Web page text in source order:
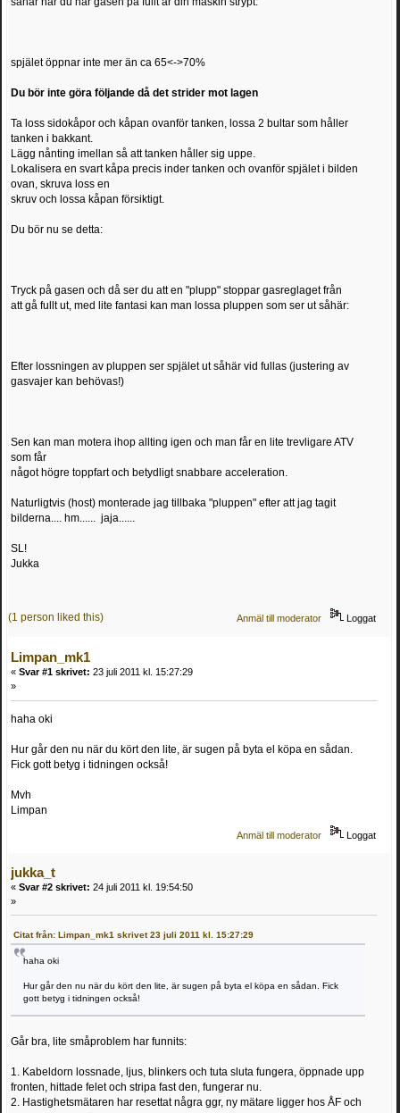
spjälet öppnar inte mer än ca 65<->70%
Du bör inte göra följande då det strider mot lagen
Ta loss sidokåpor och kåpan ovanför tanken, lossa 2 bultar som håller
tanken i bakkant.
Lägg nånting imellan så att tanken håller sig uppe.
Lokalisera en svart kåpa precis inder tanken och ovanför spjälet i bilden
ovan, skruva loss en
skruv och lossa kåpan försiktigt.
Du bör nu se detta:
Tryck på gasen och då ser du att en "plupp" stoppar gasreglaget från
att gå fullt ut, med lite fantasi kan man lossa pluppen som ser ut såhär:
Efter lossningen av pluppen ser spjälet ut såhär vid fullas (justering av
gasvajer kan behövas!)
Sen kan man motera ihop allting igen och man får en lite trevligare ATV
som får
något högre toppfart och betydligt snabbare acceleration.
Naturligtvis (host) monterade jag tillbaka "pluppen" efter att jag tagit
bilderna.... hm...... jaja......
SL!
Jukka
Anmäl till moderator Loggat
(1 person liked this)
Limpan_mk1
« Svar #1 skrivet: 23 juli 2011 kl. 15:27:29
»
haha oki
Hur går den nu när du kört den lite, är sugen på byta el köpa en sådan.
Fick gott betyg i tidningen också!
Mvh
Limpan
Anmäl till moderator Loggat
jukka_t
« Svar #2 skrivet: 24 juli 2011 kl. 19:54:50
»
Citat från: Limpan_mk1 skrivet 23 juli 2011 kl. 15:27:29
haha oki
Hur går den nu när du kört den lite, är sugen på byta el köpa en sådan. Fick
gott betyg i tidningen också!
Går bra, lite småproblem har funnits:
1. Kabeldorn lossnade, ljus, blinkers och tuta sluta fungera, öppnade upp
fronten, hittade felet och stripa fast den, fungerar nu.
2. Hastighetsmätaren har resettat några ggr, ny mätare ligger hos ÅF och